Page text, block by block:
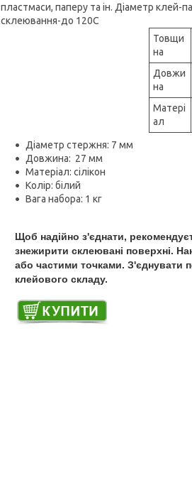
пластмаси, паперу та ін. Діаметр клей-
склеювання-до 120С
Товщи
на
Довжи
на
Матері
ал
Діаметр стержня: 7 мм
Довжина: 27 мм
Матеріал: сілікон
Колір: білий
Вага набора: 1 кг
Щоб надійно з'єднати,
знежирити склеювані поверхні.
або частими точками. З'єднувати
клейового складу.